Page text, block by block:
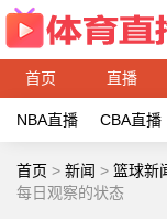
首页 直播
NBA直播 CBA直播
首页 > 新闻 > 篮球新
每日观察的状态